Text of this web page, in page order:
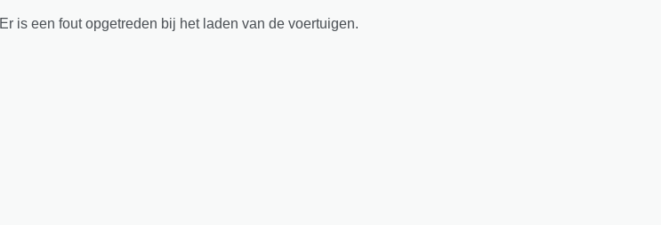
Er is een fout opgetreden bij het laden van de voertuigen.